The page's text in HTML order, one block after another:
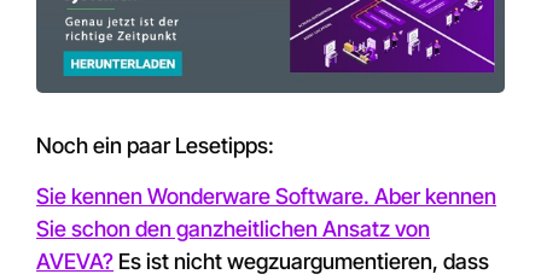
Noch ein paar Lesetipps:
Sie kennen Wonderware Software. Aber kennen
Sie schon den ganzheitlichen Ansatz von
AVEVA? Es ist nicht wegzuargumentieren, dass